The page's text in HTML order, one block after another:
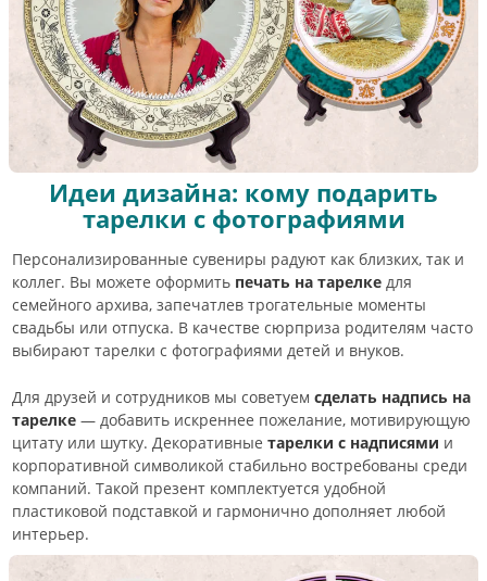
Идеи дизайна: кому подарить
тарелки с фотографиями
Персонализированные сувениры радуют как близких, так и
коллег. Вы можете оформить печать на тарелке для
семейного архива, запечатлев трогательные моменты
свадьбы или отпуска. В качестве сюрприза родителям часто
выбирают тарелки с фотографиями детей и внуков.
Для друзей и сотрудников мы советуем сделать надпись на
тарелке — добавить искреннее пожелание, мотивирующую
цитату или шутку. Декоративные тарелки с надписями и
корпоративной символикой стабильно востребованы среди
компаний. Такой презент комплектуется удобной
пластиковой подставкой и гармонично дополняет любой
интерьер.